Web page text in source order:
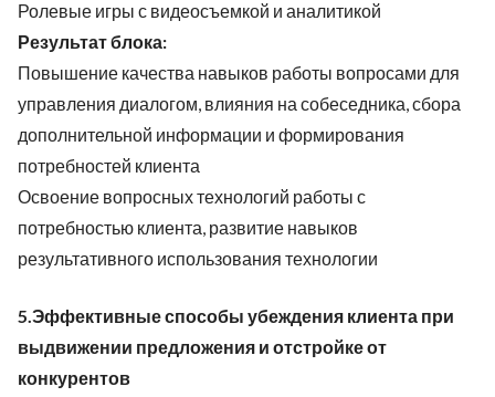
Ролевые игры с видеосъемкой и аналитикой
Результат блока:
Повышение качества навыков работы вопросами для
управления диалогом, влияния на собеседника, сбора
дополнительной информации и формирования
потребностей клиента
Освоение вопросных технологий работы с
потребностью клиента, развитие навыков
результативного использования технологии
5.Эффективные способы убеждения клиента при
выдвижении предложения и отстройке от
конкурентов